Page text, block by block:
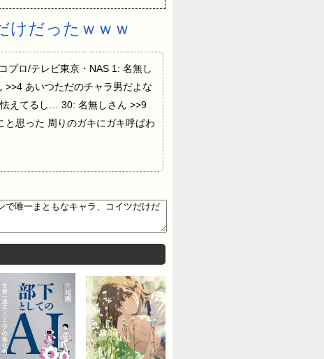
けだったｗｗｗ
プロ/テレビ東京・NAS 1: 名無し
あいつただのチャラ男だよな
えてるし… 30: 名無しさん >>9
思った 周りのガキにガキ呼ばわ